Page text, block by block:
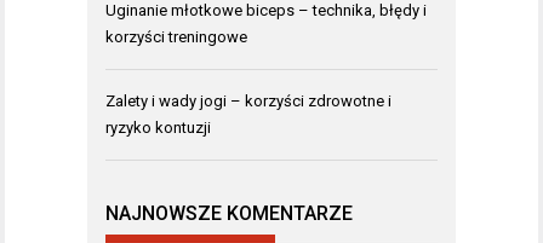
Uginanie młotkowe biceps – technika, błędy i
korzyści treningowe
Zalety i wady jogi – korzyści zdrowotne i
ryzyko kontuzji
NAJNOWSZE KOMENTARZE